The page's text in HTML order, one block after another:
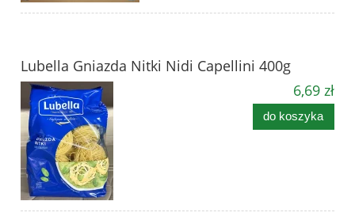
Lubella Gniazda Nitki Nidi Capellini 400g
6,69 zł
do koszyka